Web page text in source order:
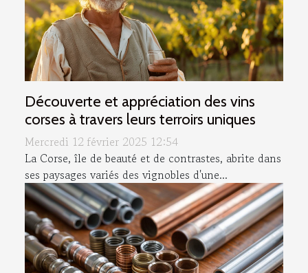
Découverte et appréciation des vins
corses à travers leurs terroirs uniques
Mercredi 12 février 2025 12:54
La Corse, île de beauté et de contrastes, abrite dans
ses paysages variés des vignobles d'une...